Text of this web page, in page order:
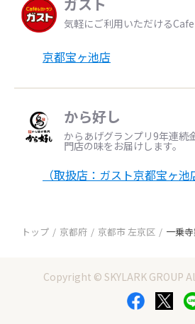
気軽にご利用いただける
京都宝ヶ池店
から好し
からあげグランプリ9年連続
門店の味をお届けします。
（取扱店：ガスト京都宝ヶ池
トップ 京都府 京都市 左京区 一乗
Copyright © SKYLARK GROUP